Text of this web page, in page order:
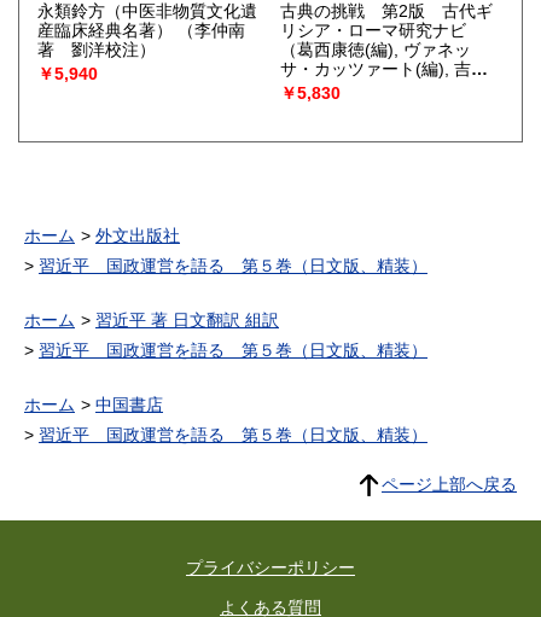
永類鈴方（中医非物質文化遺
産臨床経典名著）
（李仲南
著 劉洋校注）
￥5,940
古典の挑戦 第2版 古代ギ
リシア・ローマ研究ナビ
（葛西康徳(編), ヴァネッ
サ・カッツァート(編), 吉川
斉(編), 末吉未来(編)）
￥5,830
ホーム
外文出版社
習近平 国政運営を語る 第５巻（日文版、精装）
ホーム
習近平 著 日文翻訳 組訳
習近平 国政運営を語る 第５巻（日文版、精装）
ホーム
中国書店
習近平 国政運営を語る 第５巻（日文版、精装）
ページ上部へ戻る
プライバシーポリシー
よくある質問